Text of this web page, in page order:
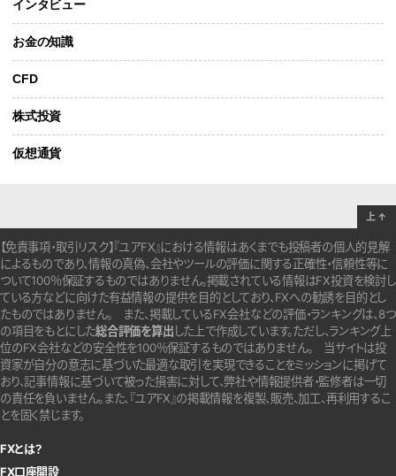
インタビュー
お金の知識
CFD
株式投資
仮想通貨
【免責事項・取引リスク】『ユアFX』における情報はあくまでも投稿者の個人的見解
によるものであり、情報の真偽、会社やツールの評価に関する正確性・信頼性等に
ついて100％保証するものではありません。掲載されている情報はFX投資を検討し
ている方などに向けた有益情報の提供を目的としており、FXへの勧誘を目的とし
たものではありません。 また、掲載しているFX会社などの評価・ランキングは、8つ
の項目をもとにした総合評価を算出 した上で作成しています。ただし、ランキング上
位のFX会社などの安全性を100％保証するものではありません。
当サイトは投
資家が自分の意志に基づいた最適な取引を実現できることをミッションに掲げて
おり、記事情報に基づいて被った損害に対して、弊社や情報提供者・監修者は一切
の責任を負いません。また、『ユアFX』の掲載情報を複製、販売、加工、再利用するこ
とを固く禁じます。
FXとは？
FX口座開設
上 ↑